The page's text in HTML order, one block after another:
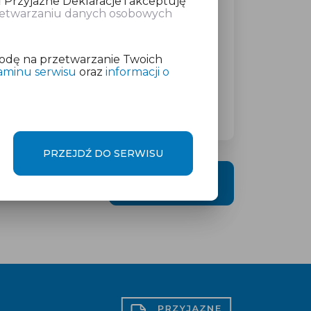
w wysokości
danych osobowych
na przetwarzanie Twoich
serwisu orazinformacji o
PRZEJDŹ DO SERWISU